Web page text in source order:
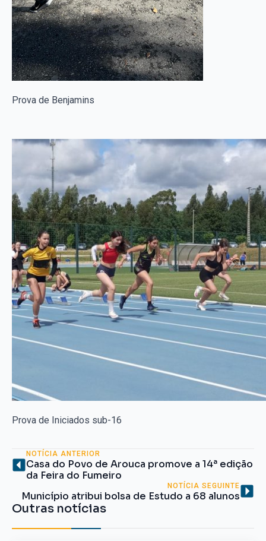
Prova de Benjamins
Prova de Iniciados sub-16
NOTÍCIA ANTERIOR
Casa do Povo de Arouca promove a 14ª edição
da Feira do Fumeiro
NOTÍCIA SEGUINTE
Município atribui bolsa de Estudo a 68 alunos
Outras notícias